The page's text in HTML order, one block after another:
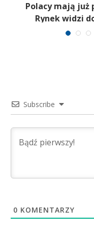
Polacy mają już
Rynek widzi
Subscribe
0 KOMENTARZY